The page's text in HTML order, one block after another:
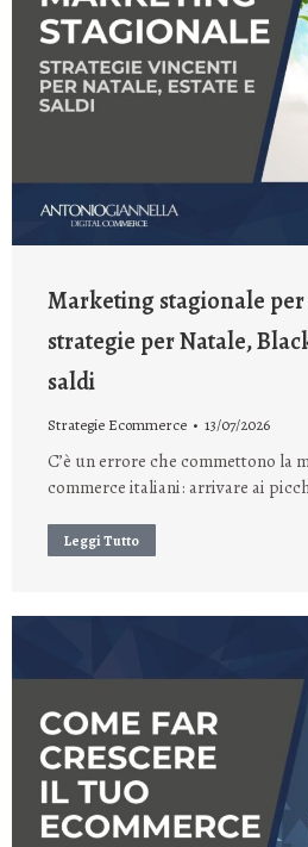
Marketing stagionale
strategie per Natale,
saldi
Strategie Ecommerce 13/07/2026
C’è un errore che commettono la
commerce italiani: arrivare ai
Leggi Tutto